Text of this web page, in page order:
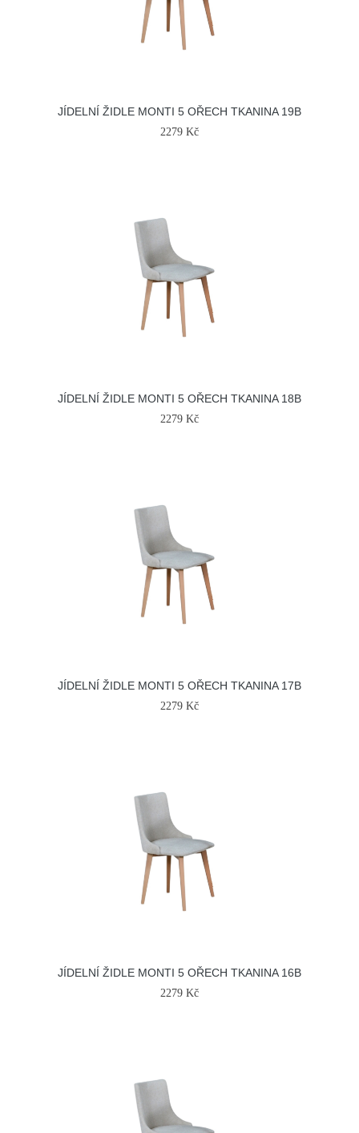
JÍDELNÍ ŽIDLE MONTI 5 OŘECH TKANINA 19B
2279 Kč
JÍDELNÍ ŽIDLE MONTI 5 OŘECH TKANINA 18B
2279 Kč
JÍDELNÍ ŽIDLE MONTI 5 OŘECH TKANINA 17B
2279 Kč
JÍDELNÍ ŽIDLE MONTI 5 OŘECH TKANINA 16B
2279 Kč